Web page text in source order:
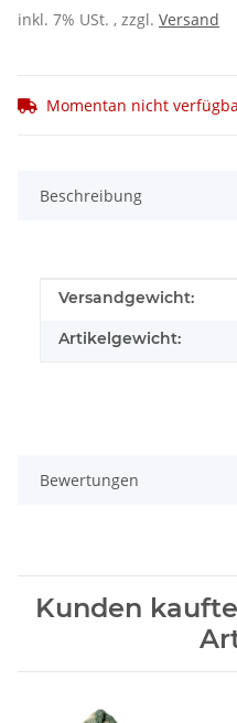
inkl. 7% USt. , zzgl. Versand
Momentan nicht
Beschreibung
Produkteigenschaft
Wert
Versandgewicht:
Artikelgewicht:
Bewertungen
Kunden